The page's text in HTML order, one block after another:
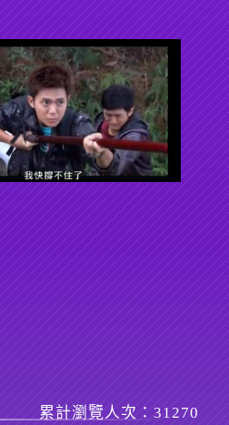
累計瀏覽人次：31270